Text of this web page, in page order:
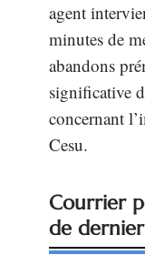
agent
minutes de
abandons
significative
concernant
Cesu.
Courrier
de